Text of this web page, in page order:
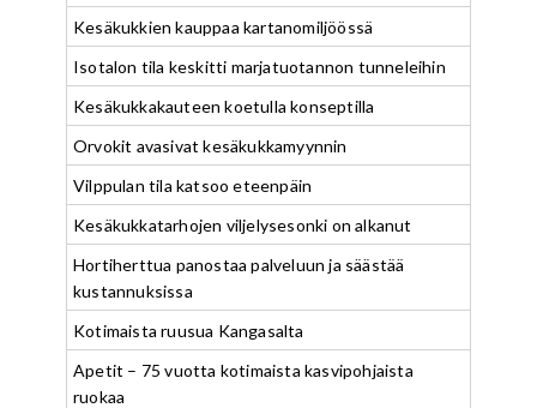
Kesäkukkien kauppaa kartanomiljöössä
Isotalon tila keskitti marjatuotannon tunneleihin
Kesäkukkakauteen koetulla konseptilla
Orvokit avasivat kesäkukkamyynnin
Vilppulan tila katsoo eteenpäin
Kesäkukkatarhojen viljelysesonki on alkanut
Hortiherttua panostaa palveluun ja säästää
kustannuksissa
Kotimaista ruusua Kangasalta
Apetit – 75 vuotta kotimaista kasvipohjaista
ruokaa